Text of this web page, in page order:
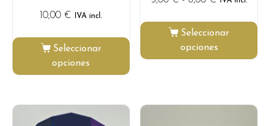
10,00 € IVA incl.
Seleccionar
opciones
Seleccionar
opciones